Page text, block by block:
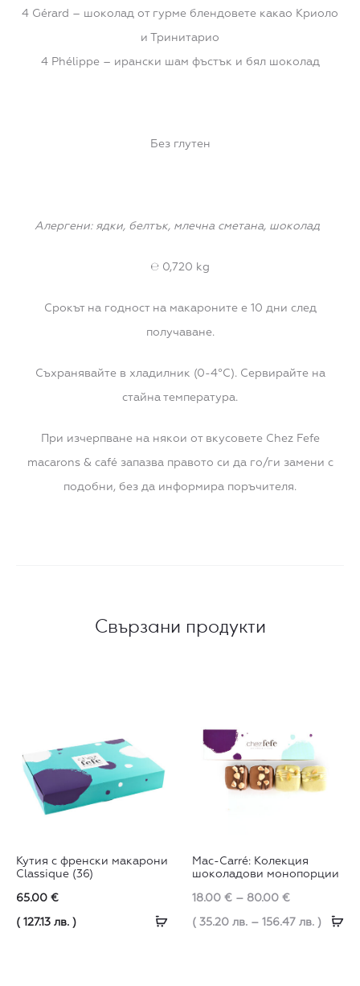
4 Gérard – шоколад от гурме блендовете какао Криоло
и Тринитарио
4 Phélippe – ирански шам фъстък и бял шоколад
Без глутен
Алергени: ядки, белтък, млечна сметана, шоколад
℮ 0,720 kg
Срокът на годност на макароните е 10 дни след
получаване.
Съхранявайте в хладилник (0-4°C). Сервирайте на
стайна температура.
При изчерпване на някои от вкусовете Chez Fefe
macarons & café запазва правото си да го/ги замени с
подобни, без да информира поръчителя.
Свързани продукти
Прочети
Кутия с френски макарони
Classique (36)
65.00 €
( 127.13 лв. )
product
has
multiple
Mac-Carré: Колекция
шоколадови монопорции
18.00 € – 80.00 €Price
range:
( 35.20 лв. – 156.47 лв. )